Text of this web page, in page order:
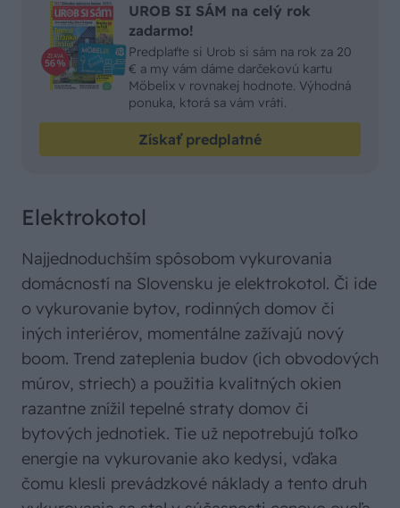
UROB SI SÁM na celý rok
zadarmo!
Predplaťte si Urob si sám na rok za 20
€ a my vám dáme darčekovú kartu
Möbelix v rovnakej hodnote. Výhodná
ponuka, ktorá sa vám vráti.
Získať predplatné
Elektrokotol
Najjednoduchším spôsobom vykurovania
domácností na Slovensku je elektrokotol. Či ide
o vykurovanie bytov, rodinných domov či
iných interiérov, momentálne zažívajú nový
boom. Trend zateplenia budov (ich obvodových
múrov, striech) a použitia kvalitných okien
razantne znížil tepelné straty domov či
bytových jednotiek. Tie už nepotrebujú toľko
energie na vykurovanie ako kedysi, vďaka
čomu klesli prevádzkové náklady a tento druh